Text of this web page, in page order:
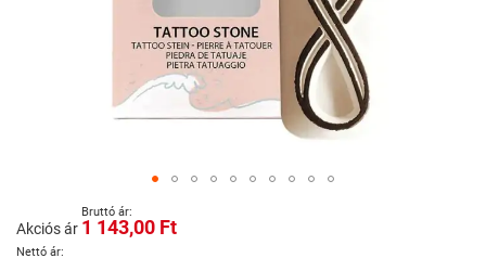
a
képgaléria
Akciós ár 1 143,00 Ft